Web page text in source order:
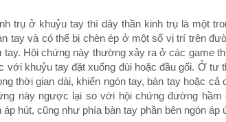
trụ ở khuỷu tay thì dây thần kinh trụ là một
tay và có thể bị chèn ép ở một số vị trí trên
Hội chứng này thường xảy ra ở các game
khuỷu tay đặt xuống đùi hoặc đầu gối. Ở tư
thời gian dài, khiến ngón tay, bàn tay hoặc cả
này ngược lại so với hội chứng đường hầm
hút, cũng như phía bàn tay phần bên ngón áp